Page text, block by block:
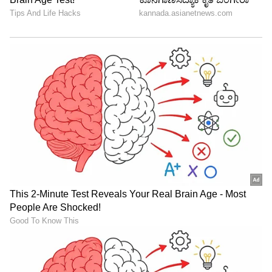
ಸಂಭಾವನೆ ಕೊಡುತ್ತಿದ್ದಾರಂತೆ.
LATEST VIDEOS